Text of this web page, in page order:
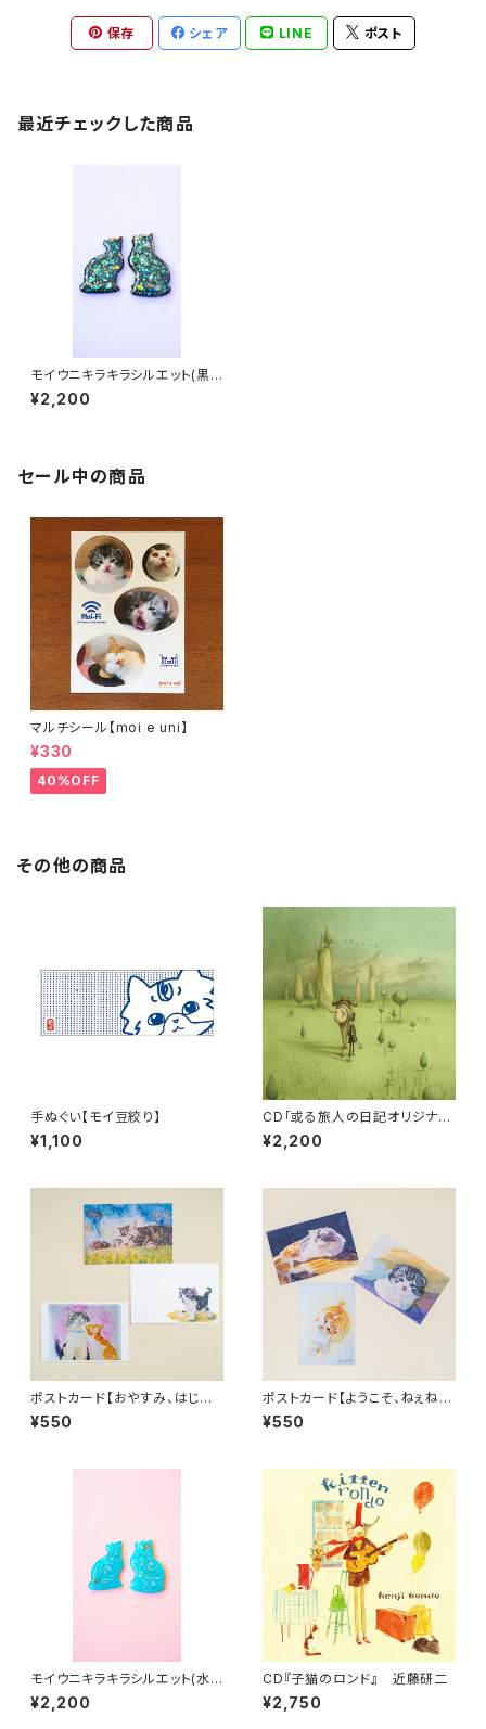
保存 シェア LINE ポスト
最近チェックした商品
モイウニキラキラシルエット(黒オ
パール)
¥2,200
セール中の商品
マルチシール【moi e uni】
¥330
40%OFF
その他の商品
手ぬぐい【モイ豆絞り】
¥1,100
CD「或る旅人の日記オリジナル
サウンドトラック」近藤研二
¥2,200
ポストカード【おやすみ、はじめ
ての一歩、どさチュー】
¥550
ポストカード【ようこそ、ねぇね
ぇ、こねこのモイ】
¥550
モイウニキラキラシルエット(水
色オパール)
¥2,200
CD『子猫のロンド』 近藤研二
¥2,750